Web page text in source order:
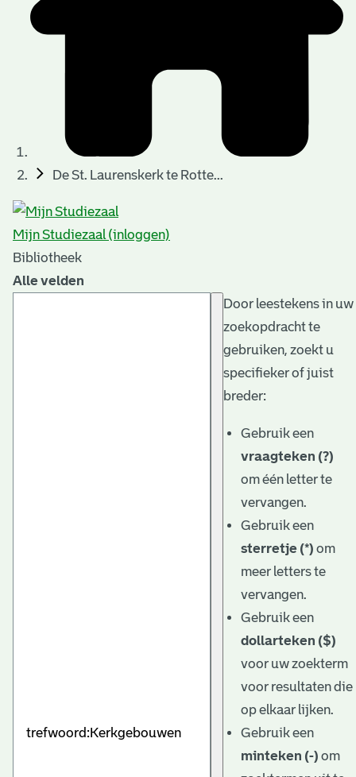
De St. Laurenskerk te Rotte...
Mijn Studiezaal (inloggen)
Bibliotheek
Alle velden
Door leestekens in uw
zoekopdracht te
gebruiken, zoekt u
specifieker of juist
breder:
Gebruik een
vraagteken (?)
om één letter te
vervangen.
Gebruik een
sterretje (*) om
meer letters te
vervangen.
Gebruik een
dollarteken ($)
voor uw zoekterm
voor resultaten die
op elkaar lijken.
Gebruik een
minteken (-) om